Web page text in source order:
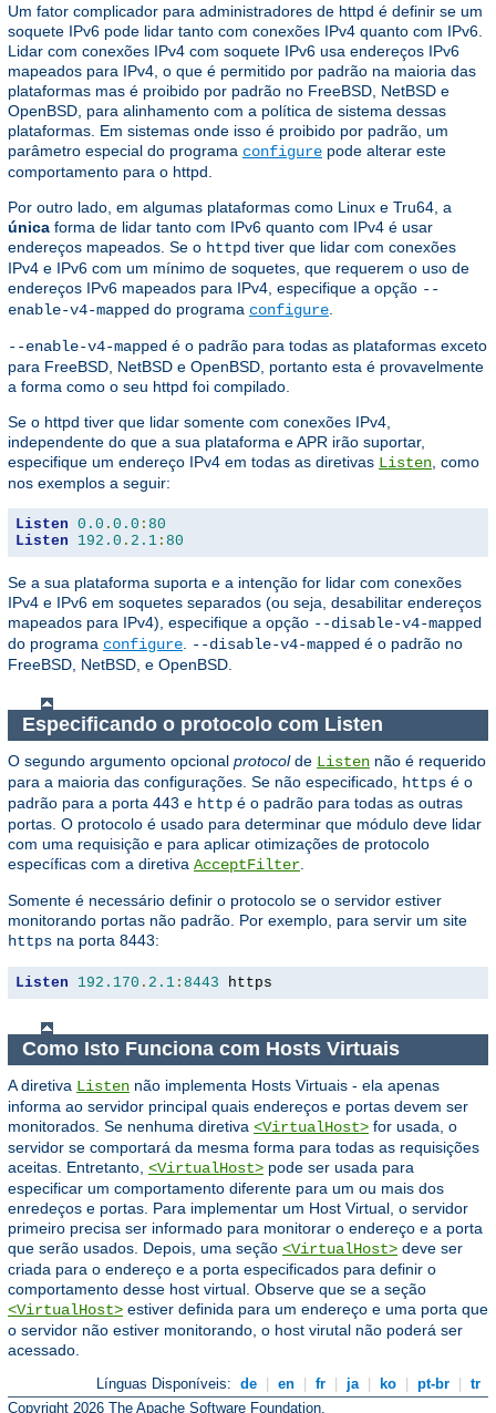
Um fator complicador para administradores de httpd é definir se um
soquete IPv6 pode lidar tanto com conexões IPv4 quanto com IPv6.
Lidar com conexões IPv4 com soquete IPv6 usa endereços IPv6
mapeados para IPv4, o que é permitido por padrão na maioria das
plataformas mas é proibido por padrão no FreeBSD, NetBSD e
OpenBSD, para alinhamento com a política de sistema dessas
plataformas. Em sistemas onde isso é proibido por padrão, um
parâmetro especial do programa configure pode alterar este
comportamento para o httpd.
Por outro lado, em algumas plataformas como Linux e Tru64, a
única forma de lidar tanto com IPv6 quanto com IPv4 é usar
endereços mapeados. Se o httpd tiver que lidar com conexões
IPv4 e IPv6 com um mínimo de soquetes, que requerem o uso de
endereços IPv6 mapeados para IPv4, especifique a opção --
enable-v4-mapped do programa configure
--enable-v4-mapped é o padrão para todas as plataformas exceto
para FreeBSD, NetBSD e OpenBSD, portanto esta é provavelmente
a forma como o seu httpd foi compilado.
Se o httpd tiver que lidar somente com conexões IPv4,
independente do que a sua plataforma e APR irão suportar,
especifique um endereço IPv4 em todas as diretivas Listen , como
nos exemplos a seguir:
Listen 0.0 . 0.0 : 80
Listen
192.0 . 2.1 : 80
Se a sua plataforma suporta e a intenção for lidar com conexões
IPv4 e IPv6 em soquetes separados (ou seja, desabilitar endereços
mapeados para IPv4), especifique a opção --disable-v4-mapped
do programa configure --disable-v4-mapped é o padrão no
FreeBSD, NetBSD, e OpenBSD.
Especificando o protocolo com Listen
O segundo argumento opcional protocolde Listen não é requerido
para a maioria das configurações. Se não especificado,
https é o
padrão para a porta 443 e http é o padrão para todas as outras
portas. O protocolo é usado para determinar que módulo deve lidar
com uma requisição e para aplicar otimizações de protocolo
específicas com a diretiva AcceptFilter
Somente é necessário definir o protocolo se o servidor estiver
monitorando portas não padrão. Por exemplo, para servir um site
https na porta 8443:
Listen 192.170 . 2.1 : 8443 https
Como Isto Funciona com Hosts Virtuais
A diretiva Listen não implementa Hosts Virtuais - ela apenas
informa ao servidor principal quais endereços e portas devem ser
monitorados. Se nenhuma diretiva <VirtualHost> for usada, o
servidor se comportará da mesma forma para todas as requisições
aceitas. Entretanto, <VirtualHost> pode ser usada para
especificar um comportamento diferente para um ou mais dos
enredeços e portas. Para implementar um Host Virtual, o servidor
primeiro precisa ser informado para monitorar o endereço e a porta
que serão usados. Depois, uma seção <VirtualHost> deve ser
criada para o endereço e a porta especificados para definir o
comportamento desse host virtual. Observe que se a seção
<VirtualHost> estiver definida para um endereço e uma porta que
o servidor não estiver monitorando, o host virutal não poderá ser
acessado.
Línguas Disponíveis: de en fr ja ko pt-br
tr
Copyright 2026 The Apache Software Foundation.